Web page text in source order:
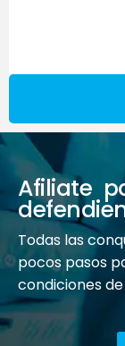
Afiliate
Todas las
pocos pasos
condiciones